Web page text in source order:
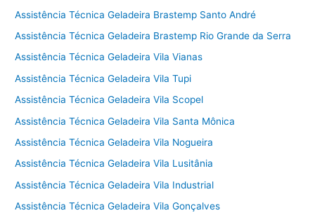
Assistência Técnica Geladeira Brastemp Santo André
Assistência Técnica Geladeira Brastemp Rio Grande da Serra
Assistência Técnica Geladeira Vila Vianas
Assistência Técnica Geladeira Vila Tupi
Assistência Técnica Geladeira Vila Scopel
Assistência Técnica Geladeira Vila Santa Mônica
Assistência Técnica Geladeira Vila Nogueira
Assistência Técnica Geladeira Vila Lusitânia
Assistência Técnica Geladeira Vila Industrial
Assistência Técnica Geladeira Vila Gonçalves